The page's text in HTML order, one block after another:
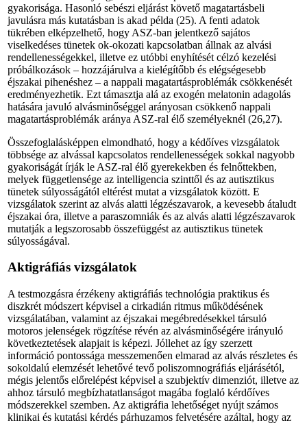
gyakorisága. Hasonló sebészi eljárást követő magatartásbeli
javulásra más kutatásban is akad példa (25). A fenti adatok
tükrében elképzelhető, hogy ASZ-ban jelentkező sajátos
viselkedéses tünetek ok-okozati kapcsolatban állnak az alvási
rendellenességekkel, illetve ez utóbbi enyhítését célzó kezelési
próbálkozások – hozzájárulva a kielégítőbb és elégségesebb
éjszakai pihenéshez – a nappali magatartásproblémák csökkenését
eredményezhetik. Ezt támasztja alá az exogén melatonin adagolás
hatására javuló alvásminőséggel arányosan csökkenő nappali
magatartásproblémák aránya ASZ-ral élő személyeknél (26,27).
Összefoglalásképpen elmondható, hogy a kédőíves vizsgálatok
többsége az alvással kapcsolatos rendellenességek sokkal nagyobb
gyakoriságát írják le ASZ-ral élő gyerekekben és felnőt­tekben,
melyek függetlensége az intelligencia szinttől és az autisztikus
tünetek súlyosságától eltérést mutat a vizsgálatok között. E
vizsgálatok szerint az alvás alatti légzészavarok, a kevesebb átaludt
éjszakai óra, illetve a paraszomniák és az alvás alatti légzészavarok
mutatják a legszorosabb összefüggést az autisztikus tünetek
súlyosságával.
Aktigráfiás vizsgálatok
A testmozgásra érzékeny aktigráfiás technológia praktikus és
diszkrét módszert képvisel a cirkadián ritmus működésének
vizsgálatában, valamint az éjszakai megébredésekkel társuló
motoros jelenségek rögzítése révén az alvásminő­ségére irányuló
következtetések alapjait is képezi. Jóllehet az így szerzett
információ pontossága messzemenően elmarad az alvás részletes és
sokoldalú elemzését lehetővé tevő poliszomnográfiás eljárásétól,
mégis jelentős előrelépést képvisel a szubjektív dimenziót, illetve az
ahhoz társuló megbízhatatlanságot magába foglaló kérdőíves
módszerekkel szemben. Az aktigráfia lehetőséget nyújt számos
klinikai és kutatási kérdés párhuzamos felvetésére azáltal, hogy az